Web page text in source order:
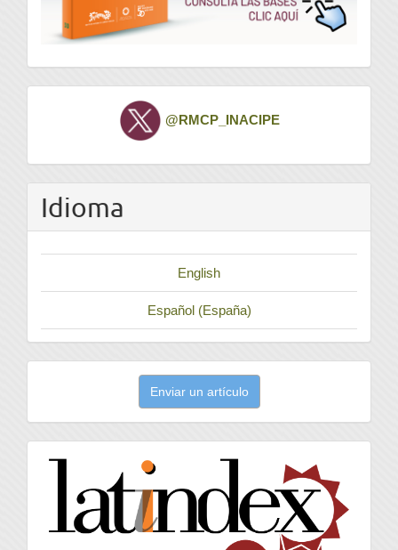
Twitter @RMCP_INACIPE
Idioma
English
Español (España)
artículo
Enviar un artículo
latindex